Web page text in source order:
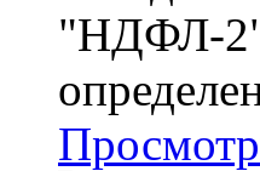
"НДФЛ-